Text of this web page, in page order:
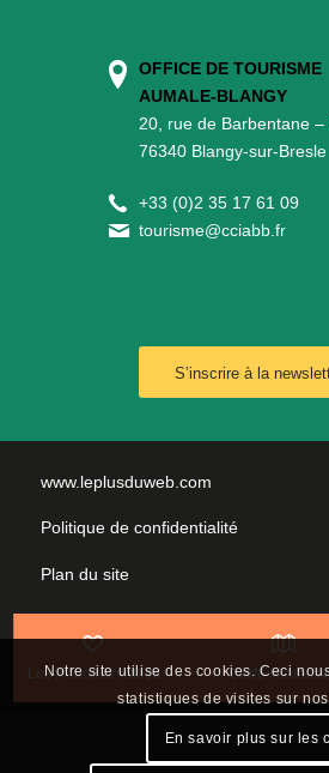
Les incontournables Carte
OFFICE DE TOURISME
AUMALE-BLANGY
20, rue de Barbentane –
76340 Blangy-sur-Bresle
+33 (0)2 35 17 61 09
tourisme@cciabb.fr
S’inscrire à la
www.leplusduweb.com
Politique de confidentialité
Plan du site
Nous contacter
Notre site utilise des cookies. Ceci
statistiques de visites sur
En savoir plus sur les